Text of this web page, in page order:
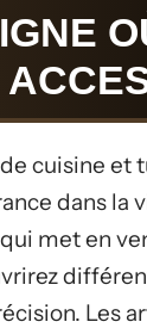
cuisine et
dans la
met en
Les